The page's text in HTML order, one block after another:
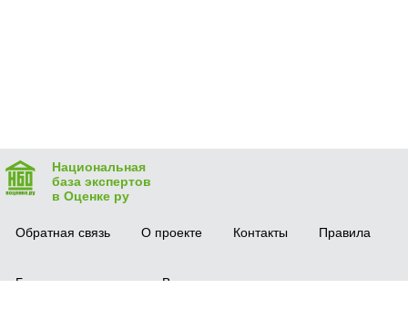
Национальная
база экспертов
в Оценке ру
Обратная связь О проекте Контакты Правила
Безопасная сделка Вопрос-ответ